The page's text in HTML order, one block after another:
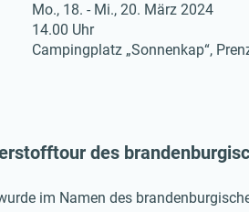
Mo., 18. - Mi., 20. März 2024
14.00 Uhr
Campingplatz „Sonnenkap“,
des
im Namen des